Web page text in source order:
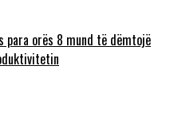
para orës 8 mund të dëmtojë